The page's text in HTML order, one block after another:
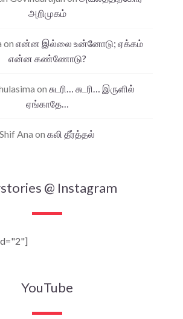
அறிமுகம்
on என்ன இல்லை உன்னோடு; ஏக்கம்
என்ன கண்ணோடு?
on சுடரி… சுடரி… இருளில்
ஏங்காதே…
Shif Ana on கலி தீர்த்தல்
@ Instagram
YouTube